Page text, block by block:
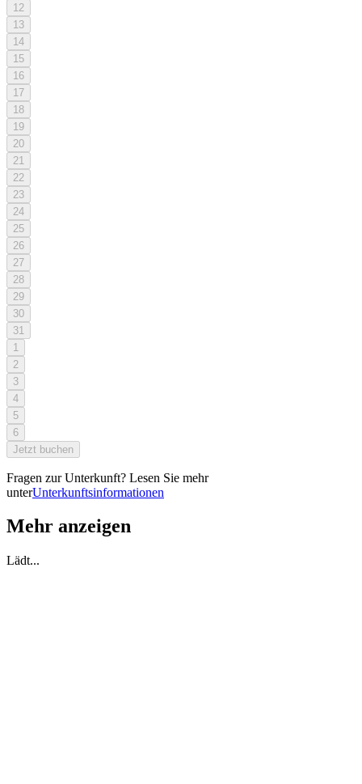
12
13
14
15
16
17
18
19
20
21
22
23
24
25
26
27
28
29
30
31
1
2
3
4
5
6
Jetzt buchen
Fragen zur Unterkunft? Lesen Sie mehr
unterUnterkunftsinformationen
Mehr anzeigen
Lädt...